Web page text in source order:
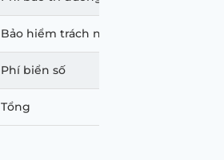
Bảo hiểm trách nhiệm dân sự
Phí biển số
Tổng